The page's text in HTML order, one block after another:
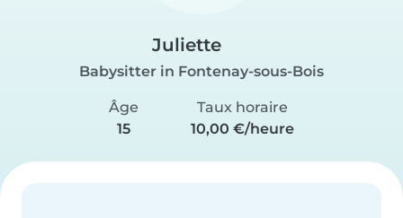
Juliette
Babysitter in Fontenay-sous-Bois
Âge
15
Taux horaire
10,00 €/heure